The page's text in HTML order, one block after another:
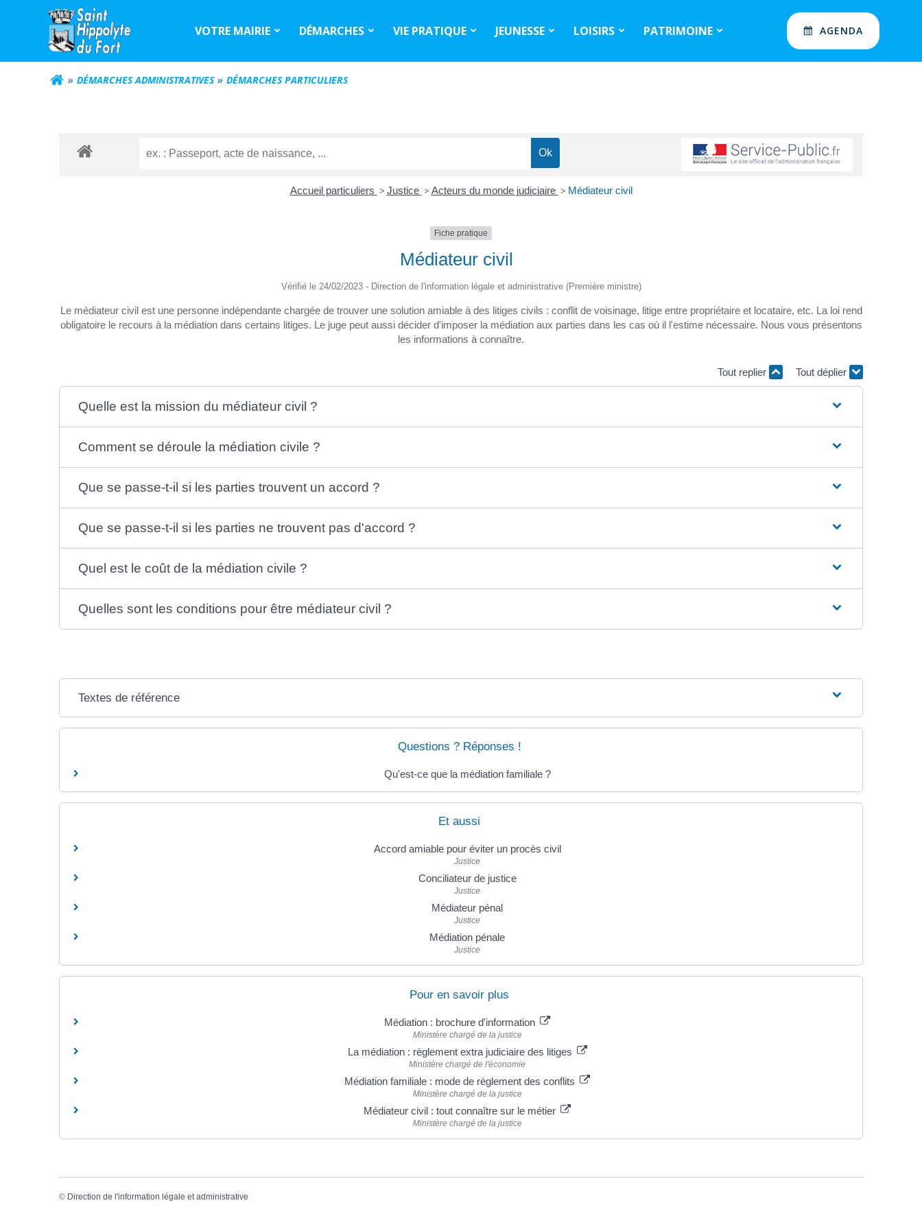
VOTRE MAIRIE DÉMARCHES VIE PRATIQUE JEUNESSE LOISIRS PATRIMOINE AGENDA
DÉMARCHES ADMINISTRATIVES DÉMARCHES PARTICULIERS
Accueil particuliers > Justice > Acteurs du monde judiciaire > Médiateur civil
Fiche pratique
Médiateur civil
Vérifié le 24/02/2023 - Direction de l'information légale et administrative (Première ministre)
Le médiateur civil est une personne indépendante chargée de trouver une solution amiable à des litiges civils : conflit de voisinage, litige entre propriétaire et locataire, etc. La loi rend
obligatoire le recours à la médiation dans certains litiges. Le juge peut aussi décider d'imposer la médiation aux parties dans les cas où il l'estime nécessaire. Nous vous présentons
les informations à connaître.
Tout replier Tout déplier
Quelle est la mission du médiateur civil ?
Comment se déroule la médiation civile ?
Que se passe-t-il si les parties trouvent un accord ?
Que se passe-t-il si les parties ne trouvent pas d'accord ?
Quel est le coût de la médiation civile ?
Quelles sont les conditions pour être médiateur civil ?
Textes de référence
Questions ? Réponses !
Qu'est-ce que la médiation familiale ?
Et aussi
Accord amiable pour éviter un procès civil
Justice
Conciliateur de justice
Justice
Médiateur pénal
Justice
Médiation pénale
Justice
Pour en savoir plus
Médiation : brochure d'information
Ministère chargé de la justice
La médiation : règlement extra judiciaire des litiges
Ministère chargé de l'économie
Médiation familiale : mode de règlement des conflits
Ministère chargé de la justice
Médiateur civil : tout connaître sur le métier
Ministère chargé de la justice
© Direction de l'information légale et administrative